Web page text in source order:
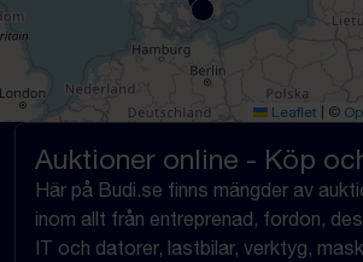
Leaflet ©
Auktioner online - Köp
Här på Budi.se finns mängder av
inom allt från entreprenad, fordon,
IT och datorer, lastbilar, verktyg,